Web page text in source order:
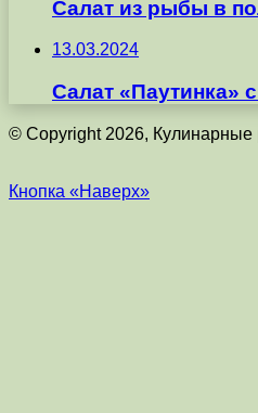
Салат из рыбы в
13.03.2024
Салат «Паутинка»
© Copyright 2026, Кулинарные
Кнопка «Наверх»